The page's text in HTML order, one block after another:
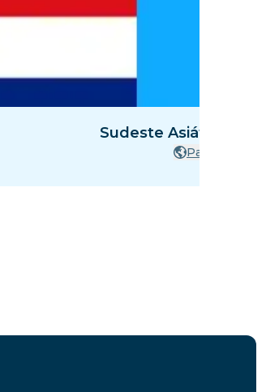
Sudeste Asiático: 4
Países